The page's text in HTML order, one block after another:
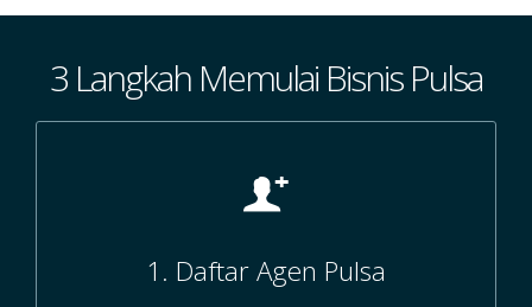
3 Langkah Memulai Bisnis Pulsa
1. Daftar Agen Pulsa